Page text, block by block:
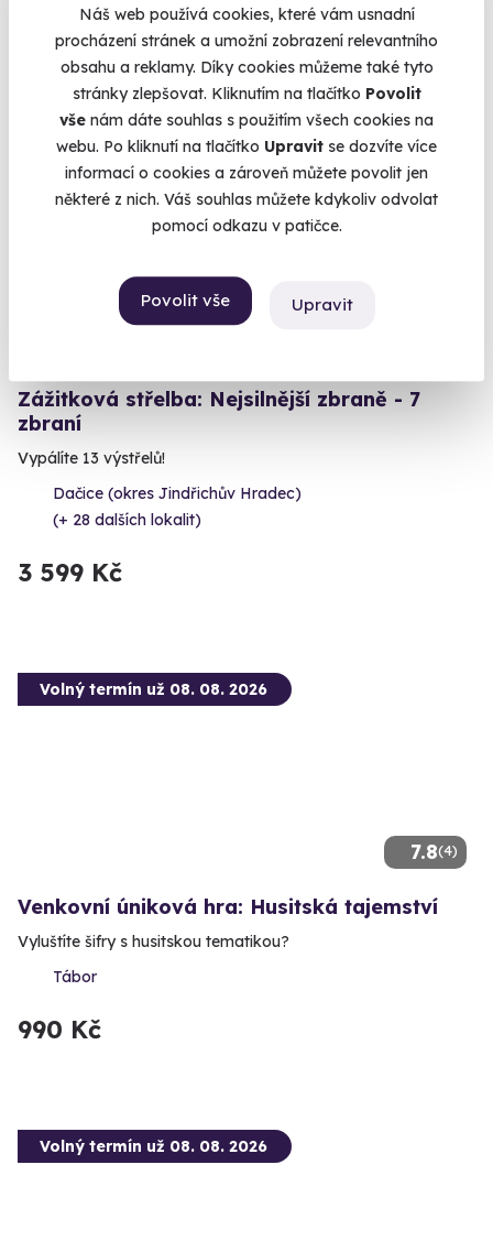
Náš web používá cookies, které vám usnadní
procházení stránek a umožní zobrazení relevantního
obsahu a reklamy. Díky cookies můžeme také tyto
stránky zlepšovat. Kliknutím na tlačítko Povolit
vše nám dáte souhlas s použitím všech cookies na
webu. Po kliknutí na tlačítko Upravit se dozvíte více
informací o cookies a zároveň můžete povolit jen
některé z nich. Váš souhlas můžete kdykoliv odvolat
pomocí odkazu v patičce.
Povolit vše Upravit
(+ 28 dalších lokalit)
3 599 Kč
Volný termín už 12. 08. 2026
Zážitková střelba: Nejsilnější zbraně - 7
zbraní
Vypálíte 13 výstřelů!
Dačice (okres Jindřichův Hradec)
(+ 28 dalších lokalit)
3 599 Kč
7.8(4)
Volný termín už 08. 08. 2026
Venkovní úniková hra: Husitská tajemství
Vyluštíte šifry s husitskou tematikou?
Tábor
990 Kč
Volný termín už 08. 08. 2026